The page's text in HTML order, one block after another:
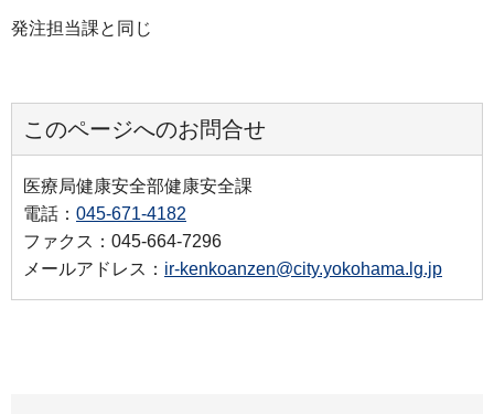
発注担当課と同じ
このページへのお問合せ
医療局健康安全部健康安全課
電話： 045-671-4182
ファクス：045-664-7296
メールアドレス： ir-kenkoanzen@city.yokohama.lg.jp